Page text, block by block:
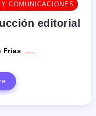
COMUNICACIONES
editorial
Frías